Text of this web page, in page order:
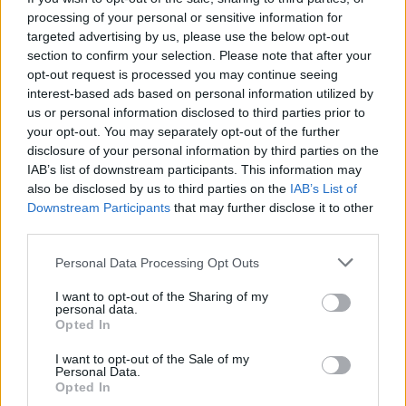
processing of your personal or sensitive information for
targeted advertising by us, please use the below opt-out
section to confirm your selection. Please note that after your
opt-out request is processed you may continue seeing
interest-based ads based on personal information utilized by
us or personal information disclosed to third parties prior to
your opt-out. You may separately opt-out of the further
disclosure of your personal information by third parties on the
IAB’s list of downstream participants. This information may
also be disclosed by us to third parties on the IAB’s List of
Downstream Participants that may further disclose it to other
Personal Data Processing Opt Outs
I want to opt-out of the Sharing of my
personal data.
Opted In
I want to opt-out of the Sale of my
Personal Data.
Opted In
Pyostacine (311)
Antibiotiques - autre
Tahor (299)
Cholestérol
Bisoprolol (299)
Tension artérielle - beta bloquant
Propranolol (292)
Tension artérielle - beta bloquant
Abilify (289)
Psychose / schizophrénie - antipsychotique
Victoza (261)
Cerazette (259)
Contraception - autre
Concerta (252)
ADHD - psychostimulants
Roaccutane (245)